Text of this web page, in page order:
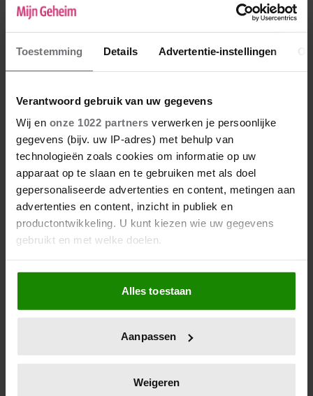
Toestemming Details Advertentie-instellingen
Verantwoord gebruik van uw gegevens
Wij en onze 1022 partners verwerken je persoonlijke
gegevens (bijv. uw IP-adres) met behulp van
technologieën zoals cookies om informatie op uw
apparaat op te slaan en te gebruiken met als doel
gepersonaliseerde advertenties en content, metingen aan
advertenties en content, inzicht in publiek en
productontwikkeling. U kunt kiezen wie uw gegevens
gebruikt en met welke doelen.
Als u het toestaat, willen we ook graag:
Informatie verzamelen over uw geografische locatie,
die tot een paar meter nauwkeurig kan zijn
op specifieke eigenschappen (fingerprinting)
verwerkt en stel uw voorkeuren in het
Alles toestaan
Aanpassen
Weigeren
De nieuwe Mijn Geheim ligt nu in de winkel
Abonneren
Digitaal lezen
Los kopen